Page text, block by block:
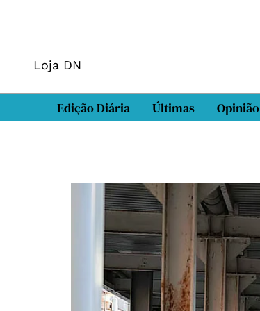
Loja DN
Edição Diária Últimas Opinião